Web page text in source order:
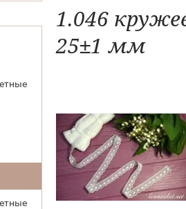
1.046
25±1 мм